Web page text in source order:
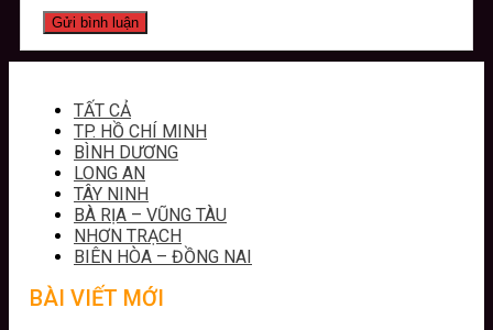
TẤT CẢ
TP. HỒ CHÍ MINH
BÌNH DƯƠNG
LONG AN
TÂY NINH
BÀ RỊA – VŨNG TÀU
NHƠN TRẠCH
BIÊN HÒA – ĐỒNG NAI
BÀI VIẾT MỚI